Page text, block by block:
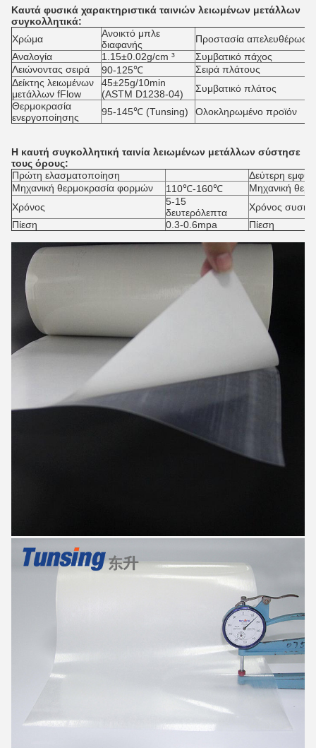
Καυτά φυσικά χαρακτηριστικά ταινιών λειωμένων μετάλλων
συγκολλητικά:
Χρώμα
Ανοικτό μπλε
διαφανής
Προστασία
Αναλογία
1.15±0.02g/cm ³
Συμβατικό πάχος
Λειώνοντας σειρά
90-125℃
Σειρά πλάτους
Δείκτης λειωμένων
μετάλλων fFlow
45±25g/10min
(ASTM D1238-04)
Συμβατικό πλάτος
Θερμοκρασία
ενεργοποίησης
95-145℃ (Tunsing) Ολοκληρωμένο προϊόν
Η καυτή συγκολλητική ταινία λειωμένων μετάλλων σύστησε
τους όρους:
Πρώτη ελασματοποίηση
Δεύτερη
Μηχανική θερμοκρασία φορμών
110℃-160℃
Μηχανική
Χρόνος
5-15
δευτερόλεπτα
Χρόνος
Πίεση
0.3-0.6mpa Πίεση